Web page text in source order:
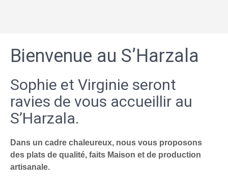
Bienvenue au S’Harzala
Sophie et Virginie seront
ravies de vous accueillir au
S’Harzala.
Dans un cadre chaleureux, nous vous proposons
des plats de qualité, faits Maison et de production
artisanale.